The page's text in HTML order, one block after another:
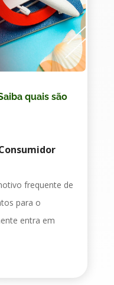
quais são
frequente de
para o
entra em